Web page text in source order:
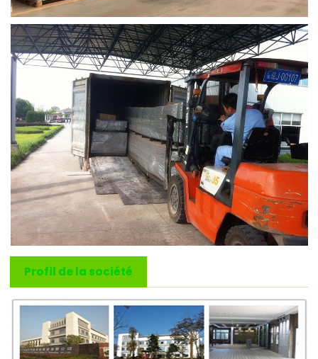
Profil de la société